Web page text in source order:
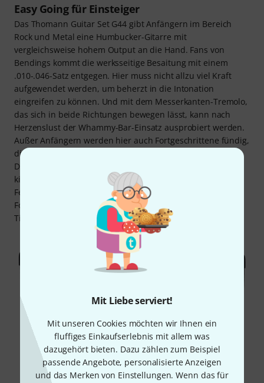
Mit Liebe serviert!
Mit unseren Cookies möchten wir Ihnen ein
fluffiges Einkaufserlebnis mit allem was
dazugehört bieten. Dazu zählen zum Beispiel
passende Angebote, personalisierte Anzeigen
und das Merken von Einstellungen. Wenn das für
Easy Going für Einsteiger
Das Thomann Guitar Set G44 gibt Anfängern im Bereich
Rock und Metal eine Humbucker-Gitarre mit
vergleichsweise hohem Output an die Hand. Fans von
Bendings kommt die werksseitige Besaitung mit einem
.010-.046-Satz entgegen. Hier muss nicht allzu viel Kraft
aufgewendet werden, um beherzt in die Intonation
eingreifen zu können. Und mit dem Messerkanten-Tremolo,
das sich in beide Richtungen bewegen lässt, kann nach
Herzenslust der Whammy-Bar-Einsatz ausprobiert werden.
Außer Anfängern werden hier auch Fortgeschrittene fündig,
die eine günstige Zweitgitarre samt Übungsset suchen.
Denn der Combo-Verstärker Harley Benton HB-40R ist zwar
kinderleicht zu bedienen, bietet aber mit Overdrive und
Federhall, Line- und Speaker-Ausgang auch
Fortgeschrittenen Spielspaß für Verzerrung, klanglichen
Tiefgang und gute Kombinationsmöglichkeiten.